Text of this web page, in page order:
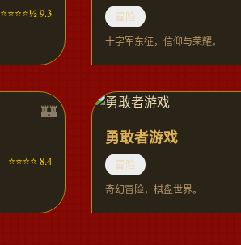
⭐⭐⭐⭐½ 9.3 冒险
十字军东征，信仰与荣耀。
⭐⭐⭐⭐ 8.4
勇敢者游戏
冒险
奇幻冒险，棋盘世界。